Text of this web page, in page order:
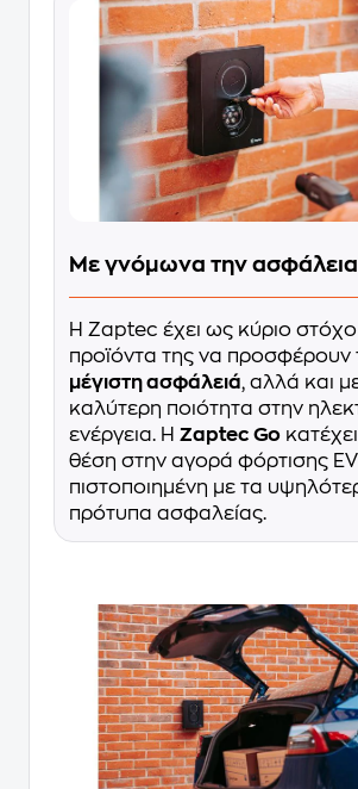
Με γνόμωνα την ασφάλεια
Η Zaptec έχει ως κύριο στόχο
προϊόντα της να προσφέρουν
μέγιστη ασφάλειά, αλλά και
καλύτερη ποιότητα στην
ενέργεια. Η Zaptec Go
θέση στην αγορά φόρτισης EV
πιστοποιημένη με τα
πρότυπα ασφαλείας.